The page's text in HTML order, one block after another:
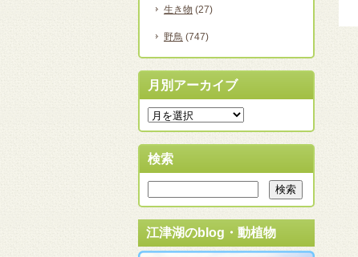
生き物 (27)
野鳥 (747)
月別アーカイブ
検索
江津湖のblog・動植物